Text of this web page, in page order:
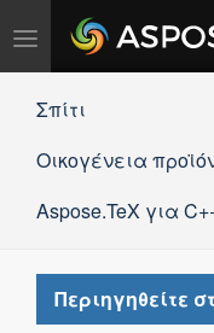
Εναλλαγή
πλοήγησης
Σπίτι
Οικογένεια
Aspose.TeX για
Περιηγηθείτε